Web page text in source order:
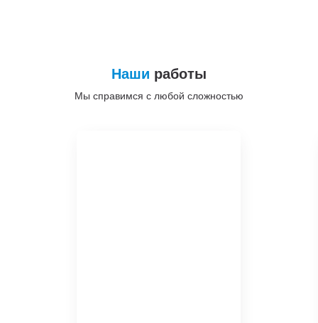
Наши работы
Мы справимся с любой сложностью